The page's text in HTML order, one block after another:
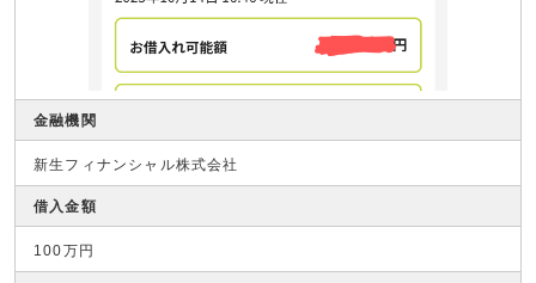
金融機関
新生フィナンシャル株式会社
借入金額
100万円